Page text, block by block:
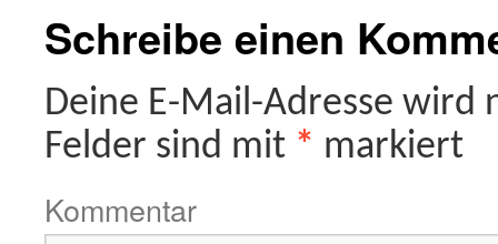
Schreibe einen
Deine E-Mail-Adresse
Felder sind mit * markiert
Kommentar